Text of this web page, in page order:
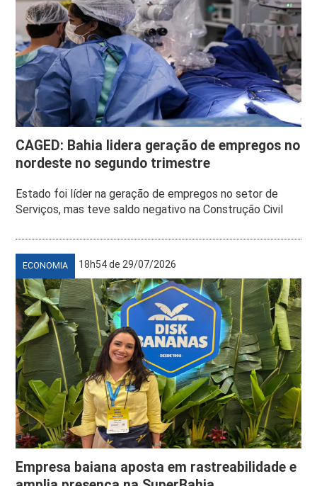
CAGED: Bahia lidera geração de empregos no
nordeste no segundo trimestre
Estado foi líder na geração de empregos no setor de
Serviços, mas teve saldo negativo na Construção Civil
ECONOMIA 18h54 de 29/07/2026
Empresa baiana aposta em rastreabilidade e